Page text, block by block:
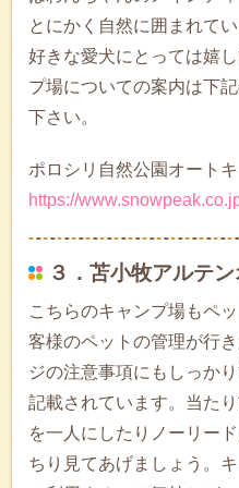
とにかく自然に囲まれて
好きな愛犬にとっては嬉
プ場についての案内は下
下さい。
ポロシリ自然公園オート
https://
３．苫小牧アルテ
こちらのキャンプ場もペ
客様のペットの管理が行
ジの注意事項にもしっか
記載されています。当た
を一人にしたりノーリー
ちり見てあげましょう。